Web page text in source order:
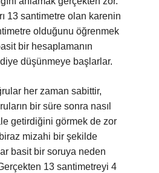
13 santimetre olan karenin
olduğunu öğrenmek
bir hesaplamanın
düşünmeye başlarlar.
her zaman sabittir,
bir süre sonra nasıl
getirdiğini görmek de zor
mizahi bir şekilde
basit bir soruya neden
13 santimetreyi 4